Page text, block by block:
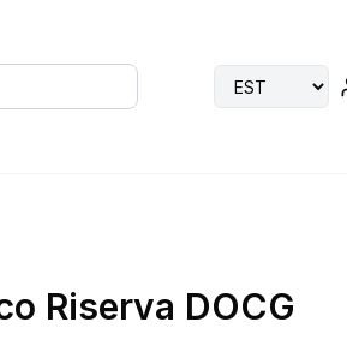
Riserva DOCG